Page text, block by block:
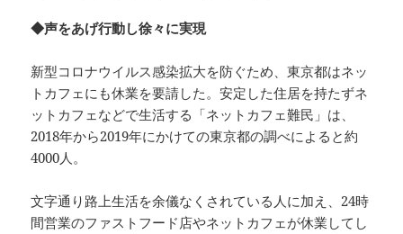
◆声をあげ行動し徐々に実現
新型コロナウイルス感染拡大を防ぐため、東京都はネッ
トカフェにも休業を要請した。安定した住居を持たずネ
ットカフェなどで生活する「ネットカフェ難民」は、
2018年から2019年にかけての東京都の調べによると約
4000人。
文字通り路上生活を余儀なくされている人に加え、24時
間営業のファストフード店やネットカフェが休業してし